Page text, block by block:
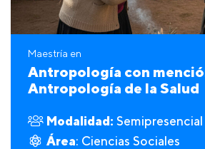
Maestría en
Antropología con
Antropología de la Salud
Modalidad: Semipresencial
Área: Ciencias Sociales